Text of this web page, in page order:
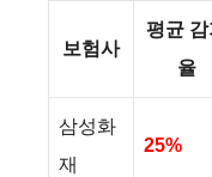
보험사
평균 감
율
삼성화
재
25%